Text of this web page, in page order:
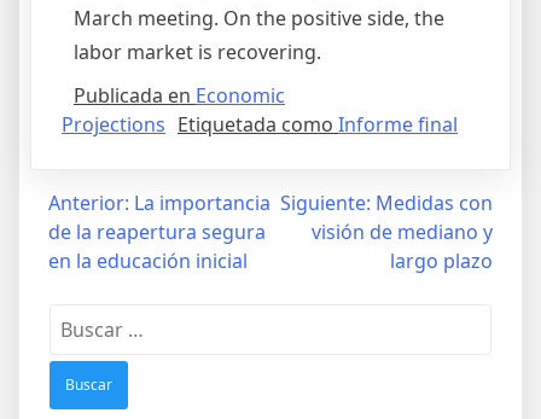
March meeting. On the positive side, the
labor market is recovering.
Publicada en Economic
Projections Etiquetada como Informe final
Anterior: La importancia
de la reapertura segura
en la educación inicial
Siguiente: Medidas con
visión de mediano y
largo plazo